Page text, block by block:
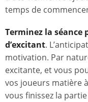
temps de
Terminez la séance
d’excitant.
motivation. Par
excitante, et vous
vos joueurs matière
vous finissez la